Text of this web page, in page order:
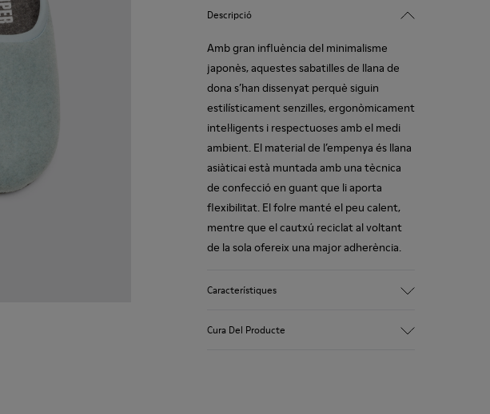
Descripció
Amb gran influència del minimalisme
japonès, aquestes sabatilles de llana de
dona s’han dissenyat perquè siguin
estilísticament senzilles, ergonòmicament
intel·ligents i respectuoses amb el medi
ambient. El material de l’empenya és llana
asiàticai està muntada amb una tècnica
de confecció en guant que li aporta
flexibilitat. El folre manté el peu calent,
mentre que el cautxú reciclat al voltant
de la sola ofereix una major adherència.
Característiques
Cura Del Producte